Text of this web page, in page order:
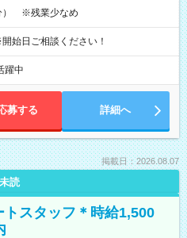
） ※残業少なめ
始日ご相談ください！
躍中
募する 詳細へ
掲載日：2026.08.07
未読
スタッフ＊時給1,500